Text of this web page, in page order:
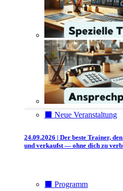
⬛️ Neue Veranstaltung
24.09.2026 | Der beste Trainer,
und verkaufst — ohne dich zu
⬛️ Programm